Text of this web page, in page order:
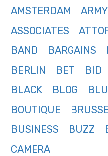
AMSTERDAM
ARMY
ASSOCIATES
BAND
BARGAINS
BERLIN
BET BID
BLACK
BLOG
BOUTIQUE
BUSINESS
BUZZ
CAMERA